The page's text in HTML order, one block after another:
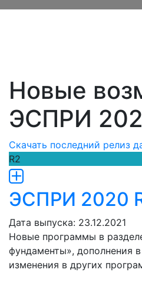
Новые
ЭСПРИ
Скачать последний релиз
R2
ЭСПРИ 2020
Дата выпуска: 23.12.2021
Новые программы в
фундаменты», дополнения
изменения в других